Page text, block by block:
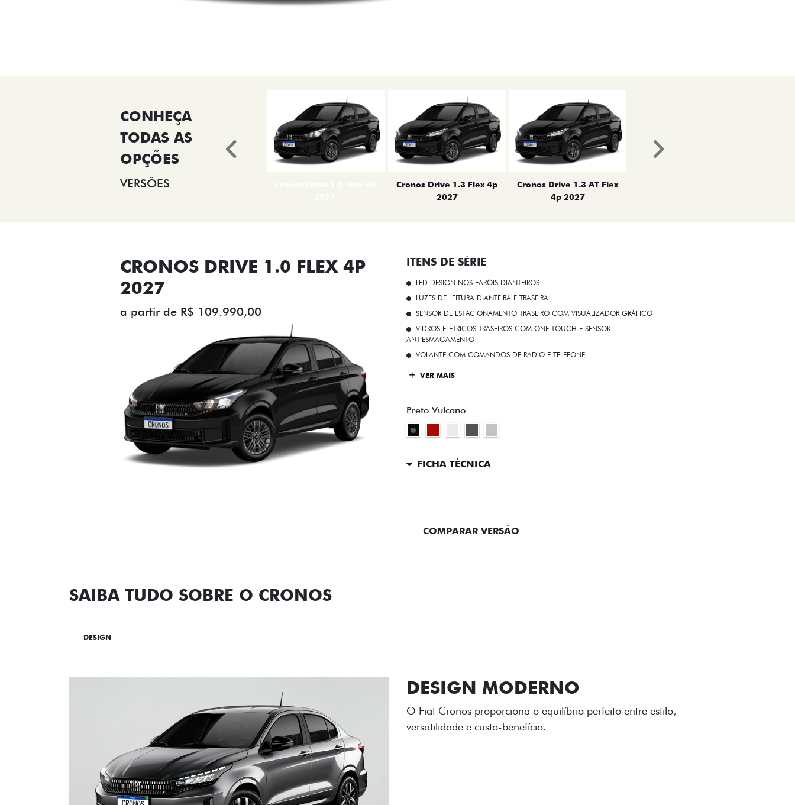
VERSÕES
Cronos Drive 1.3 Flex 4p
2027
Cronos Drive 1.3 AT Flex
4p 2027
Anterior Próximo
CRONOS DRIVE 1.0 FLEX 4P
2027
a partir de R$ 109.990,00
ITENS DE SÉRIE
LED DESIGN NOS FARÓIS DIANTEIROS
LUZES DE LEITURA DIANTEIRA E TRASEIRA
SENSOR DE ESTACIONAMENTO TRASEIRO COM VISUALIZADOR GRÁFICO
VIDROS ELÉTRICOS TRASEIROS COM ONE TOUCH E SENSOR
ANTIESMAGAMENTO
VOLANTE COM COMANDOS DE RÁDIO E TELEFONE
VER MAIS
Preto Vulcano
FICHA TÉCNICA
COMPARAR VERSÃO
SAIBA TUDO SOBRE O CRONOS
DESIGN
RODAS DE LIGA-LEVE
As rodas de liga leve com desenho dinâmico e acabamento
diamantado elevam o estilo do Fiat Cronos, trazendo mais